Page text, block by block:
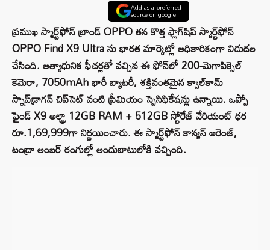
Add as a preferred
source on google
ప్రముఖ స్మార్ట్‌ఫోన్ బ్రాండ్ OPPO తన కొత్త ఫ్లాగ్‌షిప్ స్మార్ట్‌ఫోన్
OPPO Find X9 Ultra ను భారత మార్కెట్లో అధికారికంగా విడుదల
చేసింది. అత్యాధునిక ఫీచర్లతో వచ్చిన ఈ ఫోన్‌లో 200-మెగాపిక్సెల్
కెమెరా, 7050mAh భారీ బ్యాటరీ, శక్తివంతమైన క్వాల్‌కామ్
స్నాప్‌డ్రాగన్ చిప్‌సెట్ వంటి ప్రీమియం స్పెసిఫికేషన్లు ఉన్నాయి. ఒప్పో
ఫైండ్ X9 అల్ట్రా 12GB RAM + 512GB స్టోరేజ్ వేరియంట్ ధర
రూ.1,69,999గా నిర్ణయించారు. ఈ స్మార్ట్‌ఫోన్ కాన్యన్ ఆరెంజ్,
టండ్రా అంబర్ రంగుల్లో అందుబాటులోకి వచ్చింది.